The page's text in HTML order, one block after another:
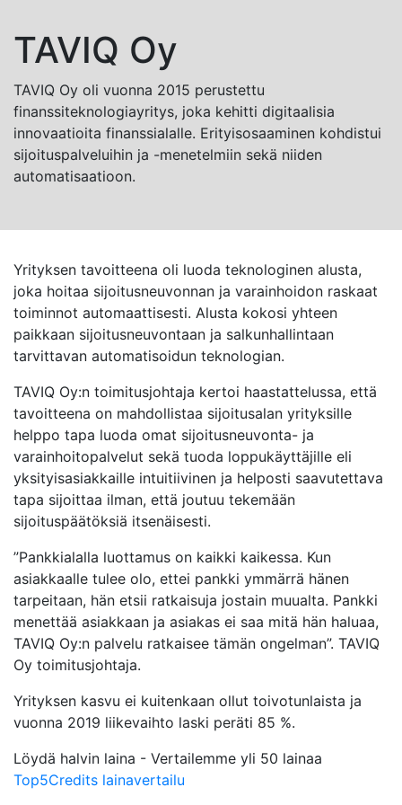
TAVIQ Oy
TAVIQ Oy oli vuonna 2015 perustettu
finanssiteknologiayritys, joka kehitti digitaalisia
innovaatioita finanssialalle. Erityisosaaminen kohdistui
sijoituspalveluihin ja -menetelmiin sekä niiden
automatisaatioon.
Yrityksen tavoitteena oli luoda teknologinen alusta,
joka hoitaa sijoitusneuvonnan ja varainhoidon raskaat
toiminnot automaattisesti. Alusta kokosi yhteen
paikkaan sijoitusneuvontaan ja salkunhallintaan
tarvittavan automatisoidun teknologian.
TAVIQ Oy:n toimitusjohtaja kertoi haastattelussa, että
tavoitteena on mahdollistaa sijoitusalan yrityksille
helppo tapa luoda omat sijoitusneuvonta- ja
varainhoitopalvelut sekä tuoda loppukäyttäjille eli
yksityisasiakkaille intuitiivinen ja helposti saavutettava
tapa sijoittaa ilman, että joutuu tekemään
sijoituspäätöksiä itsenäisesti.
”Pankkialalla luottamus on kaikki kaikessa. Kun
asiakkaalle tulee olo, ettei pankki ymmärrä hänen
tarpeitaan, hän etsii ratkaisuja jostain muualta. Pankki
menettää asiakkaan ja asiakas ei saa mitä hän haluaa,
TAVIQ Oy:n palvelu ratkaisee tämän ongelman”. TAVIQ
Oy toimitusjohtaja.
Yrityksen kasvu ei kuitenkaan ollut toivotunlaista ja
vuonna 2019 liikevaihto laski peräti 85 %.
Löydä halvin laina - Vertailemme yli 50 lainaa
Top5Credits lainavertailu